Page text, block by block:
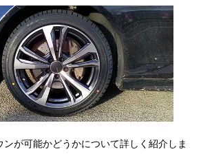
が可能かどうかについて詳しく紹介しま